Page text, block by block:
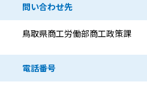
問い合わせ先
鳥取県商工労働部商工政策課
電話番号